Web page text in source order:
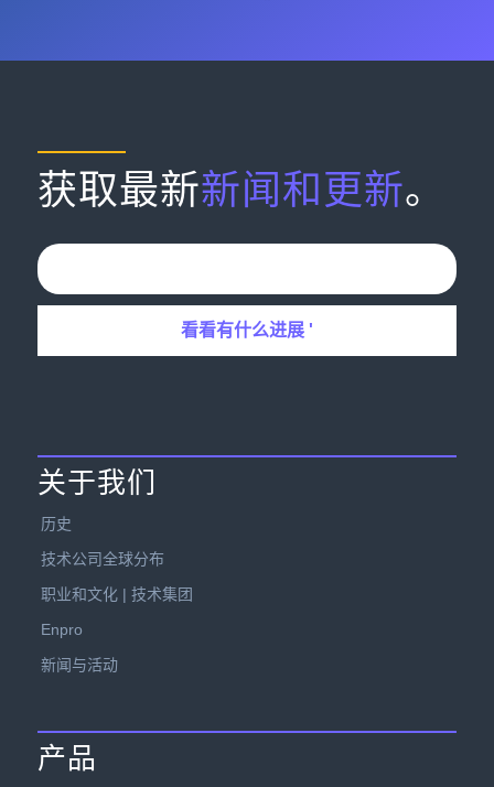
获取最新新闻和更新。
关于我们
历史
技术公司全球分布
职业和文化 | 技术集团
Enpro
新闻与活动
产品